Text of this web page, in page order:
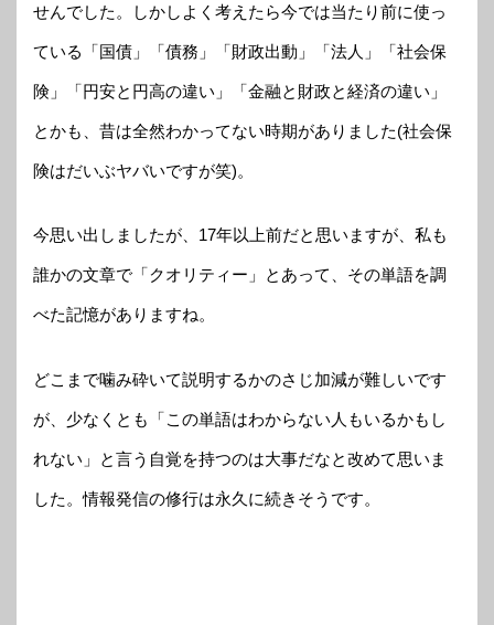
せんでした。しかしよく考えたら今では当たり前に使っ
ている「国債」「債務」「財政出動」「法人」「社会保
険」「円安と円高の違い」「金融と財政と経済の違い」
とかも、昔は全然わかってない時期がありました(社会保
険はだいぶヤバいですが笑)。
今思い出しましたが、17年以上前だと思いますが、私も
誰かの文章で「クオリティー」とあって、その単語を調
べた記憶がありますね。
どこまで噛み砕いて説明するかのさじ加減が難しいです
が、少なくとも「この単語はわからない人もいるかもし
れない」と言う自覚を持つのは大事だなと改めて思いま
した。情報発信の修行は永久に続きそうです。